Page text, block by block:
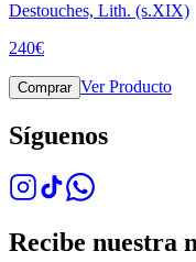
Destouches, Lith. (s.XIX)
240€
Comprar Ver Producto
Síguenos
Recibe nuestra